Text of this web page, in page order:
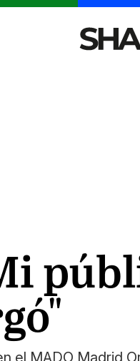
el MADO Madrid